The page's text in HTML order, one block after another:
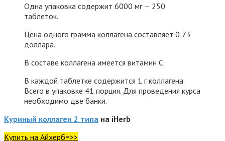
Одна упаковка содержит 6000 мг — 250
таблеток.
Цена одного грамма коллагена составляет 0,73
доллара.
В составе коллагена имеется витамин С.
В каждой таблетке содержится 1 г коллагена.
Всего в упаковке 41 порция. Для проведения курса
необходимо две банки.
Куриный коллаген 2 типа на iHerb
Купить на Айхерб=>>